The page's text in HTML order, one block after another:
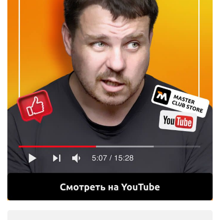
крест PH2
односторонняя
Тип хвостовика
квадрат 1/4"
Диаметр хвостовика, мм
6.35
Материал изготовления
сталь
Количество изделий в упаковке, шт.
110 ₽